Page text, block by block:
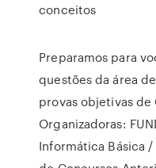
conceitos
Preparamos para
questões da área
provas objetivas de
Organizadoras:
Informática Básica